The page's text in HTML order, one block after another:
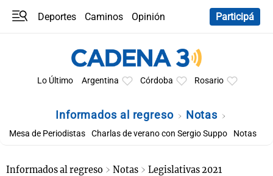
Deportes Caminos
Opinión
Participá
Lo Último Argentina Córdoba Rosario
Informados al regreso Notas
Mesa de Periodistas Charlas de verano con Sergio Suppo Notas
Informados al regreso Notas Legislativas 2021